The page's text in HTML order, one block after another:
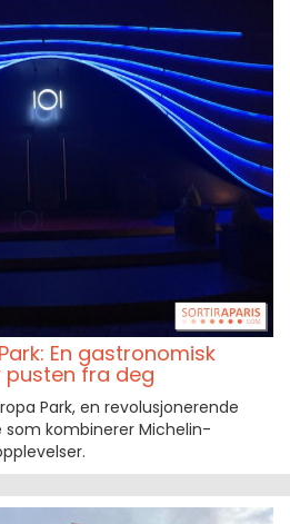
En gastronomisk
fra deg
Park, en revolusjonerende
kombinerer Michelin-